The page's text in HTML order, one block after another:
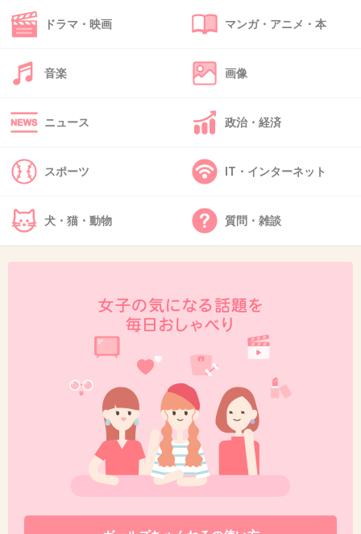
みなさん意外と早い朝ですね。
32. アタシ2013/04/26(金) 04:37:59
ら嫁になったら確実に…やられるな((((；ﾟ
2013/04/26(金) 05:14:41
普通の男がだったらキモいとか言われそうだけ
どこの人の場合は面白くていい人そうなのとイ
ドラマ・映画 マンガ・アニメ・本
音楽 画像
ニュース 政治・経済
スポーツ IT・インターネット
犬・猫・動物 質問・雑談